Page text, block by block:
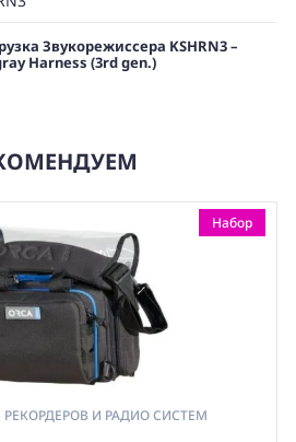
Звукорежиссера KSHRN3 –
Harness (3rd gen.)
Набор
И РАДИО СИСТЕМ